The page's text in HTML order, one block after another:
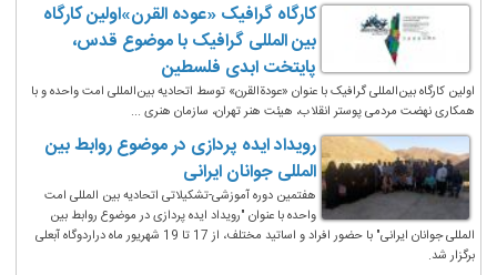
کارگاه گرافیک «عوده القرن»اولین کارگاه
بین المللی گرافیک با موضوع قدس،
پایتخت ابدی فلسطین
اولین کارگاه بین‌المللی گرافیک با عنوان «عودةالقرن» توسط اتحادیه بین‌المللی امت واحده و با
همکاری نهضت مردمی پوستر انقلاب، هیئت هنر تهران، سازمان هنری ...
رویداد ایده پردازی در موضوع روابط بین
المللی جوانان ایرانی
هفتمین دوره آموزشی-تشکیلاتی اتحادیه بین المللی امت
واحده با عنوان "رویداد ایده پردازی در موضوع روابط بین
المللی جوانان ایرانی" با حضور افراد و اساتید مختلف، از 17 تا 19 شهریور ماه دراردوگاه آبعلی
برگزار شد.